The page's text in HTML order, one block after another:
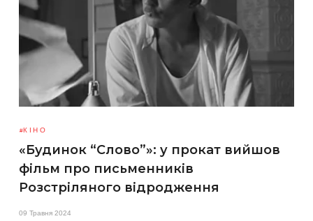
КІНО
«Будинок “Слово”»: у прокат вийшов
фільм про письменників
Розстріляного відродження
09 Травня 2024